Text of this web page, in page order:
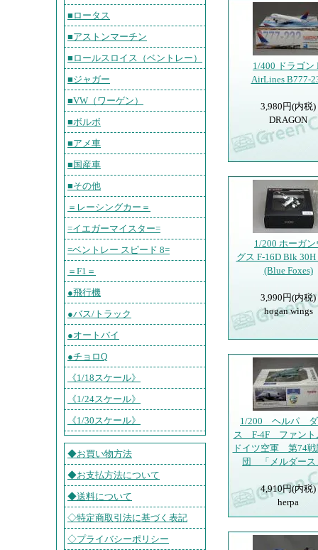
■ロータス
■アストンマーチン
■ロールスロイス（ベントレー）
■ジャガー
■VW（ワーゲン）
■ボルボ
■アメ車
■国産車
■その他
＝レーシングカー＝
=イエガーマイスター=
=ベントレー スピード 8=
＝F1＝
●飛行機
●バス/トラック
●オートバイ
●チョロQ
《1/18スケール》
《1/24スケール》
《1/30スケール》
◆お買い物方法
◆お支払方法について
◆送料について
◇特定商取引法に基づく表記
◇プライバシーポリシー
1/400 ドラゴン
AirLines B777-
3,980円(内税)
DRAGON
1/200 ホーガ
グス F-16D Blk 30H
(Blue Foxes)
3,990円(内税)
hogan wings
1/200 ヘルパ ダ
ス F-4F ファン
ドイツ空軍 第74戦
団 「メルダー
4,910円(内税)
herpa